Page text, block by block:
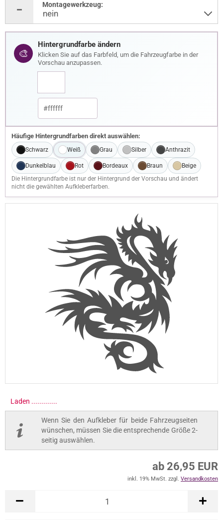
Montagewerkzeug:
🎨
Hintergrundfarbe ändern
Klicken Sie auf das Farbfeld, um die Fahrzeugfarbe in der
Vorschau anzupassen.
Häufige Hintergrundfarben direkt auswählen:
Schwarz Weiß Grau Silber Anthrazit
Dunkelblau Rot Bordeaux Braun
Beige
Die Hintergrundfarbe ist nur der Hintergrund der Vorschau und ändert
nicht die gewählten Aufkleberfarben.
Laden .............
Wenn Sie den Aufkleber für beide Fahrzeugseiten
wünschen, müssen Sie die entsprechende Größe 2-
seitig auswählen.
ab 26,95 EUR
inkl. 19% MwSt. zzgl. Versandkosten